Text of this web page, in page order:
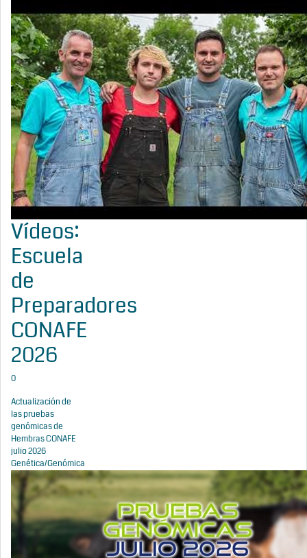
Vídeos:
Escuela
de
Preparadores
CONAFE
2026
0
Actualización de
las pruebas
genómicas de
Hembras CONAFE
julio 2026
Genética/Genómica